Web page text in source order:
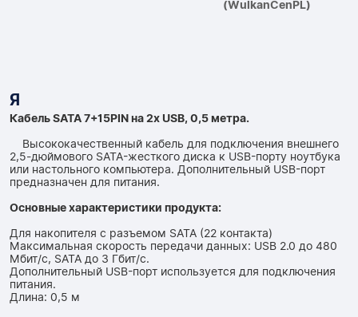
(WulkanCenPL)
Я
Кабель SATA 7+15PIN на 2x USB, 0,5 метра.
Высококачественный кабель для подключения внешнего
2,5-дюймового SATA-жесткого диска к USB-порту ноутбука
или настольного компьютера. Дополнительный USB-порт
предназначен для питания.
Основные характеристики продукта:
Для накопителя с разъемом SATA (22 контакта)
Максимальная скорость передачи данных: USB 2.0 до 480
Мбит/с, SATA до 3 Гбит/с.
Дополнительный USB-порт используется для подключения
питания.
Длина: 0,5 м